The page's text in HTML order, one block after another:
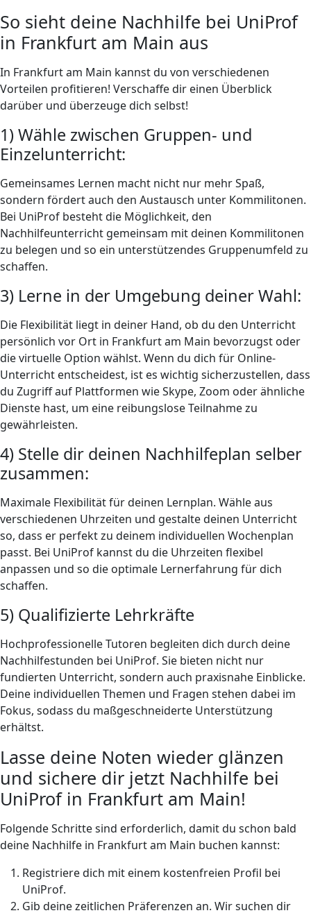
So sieht deine Nachhilfe bei UniProf
in Frankfurt am Main aus
In Frankfurt am Main kannst du von verschiedenen
Vorteilen profitieren! Verschaffe dir einen Überblick
darüber und überzeuge dich selbst!
1) Wähle zwischen Gruppen- und
Einzelunterricht:
Gemeinsames Lernen macht nicht nur mehr Spaß,
sondern fördert auch den Austausch unter Kommilitonen.
Bei UniProf besteht die Möglichkeit, den
Nachhilfeunterricht gemeinsam mit deinen Kommilitonen
zu belegen und so ein unterstützendes Gruppenumfeld zu
schaffen.
3) Lerne in der Umgebung deiner Wahl:
Die Flexibilität liegt in deiner Hand, ob du den Unterricht
persönlich vor Ort in Frankfurt am Main bevorzugst oder
die virtuelle Option wählst. Wenn du dich für Online-
Unterricht entscheidest, ist es wichtig sicherzustellen, dass
du Zugriff auf Plattformen wie Skype, Zoom oder ähnliche
Dienste hast, um eine reibungslose Teilnahme zu
gewährleisten.
4) Stelle dir deinen Nachhilfeplan selber
zusammen:
Maximale Flexibilität für deinen Lernplan. Wähle aus
verschiedenen Uhrzeiten und gestalte deinen Unterricht
so, dass er perfekt zu deinem individuellen Wochenplan
passt. Bei UniProf kannst du die Uhrzeiten flexibel
anpassen und so die optimale Lernerfahrung für dich
schaffen.
5) Qualifizierte Lehrkräfte
Hochprofessionelle Tutoren begleiten dich durch deine
Nachhilfestunden bei UniProf. Sie bieten nicht nur
fundierten Unterricht, sondern auch praxisnahe Einblicke.
Deine individuellen Themen und Fragen stehen dabei im
Fokus, sodass du maßgeschneiderte Unterstützung
erhältst.
Lasse deine Noten wieder glänzen
und sichere dir jetzt Nachhilfe bei
UniProf in Frankfurt am Main!
Folgende Schritte sind erforderlich, damit du schon bald
deine Nachhilfe in Frankfurt am Main buchen kannst:
Registriere dich mit einem kostenfreien Profil bei
UniProf.
Gib deine zeitlichen Präferenzen an. Wir suchen dir